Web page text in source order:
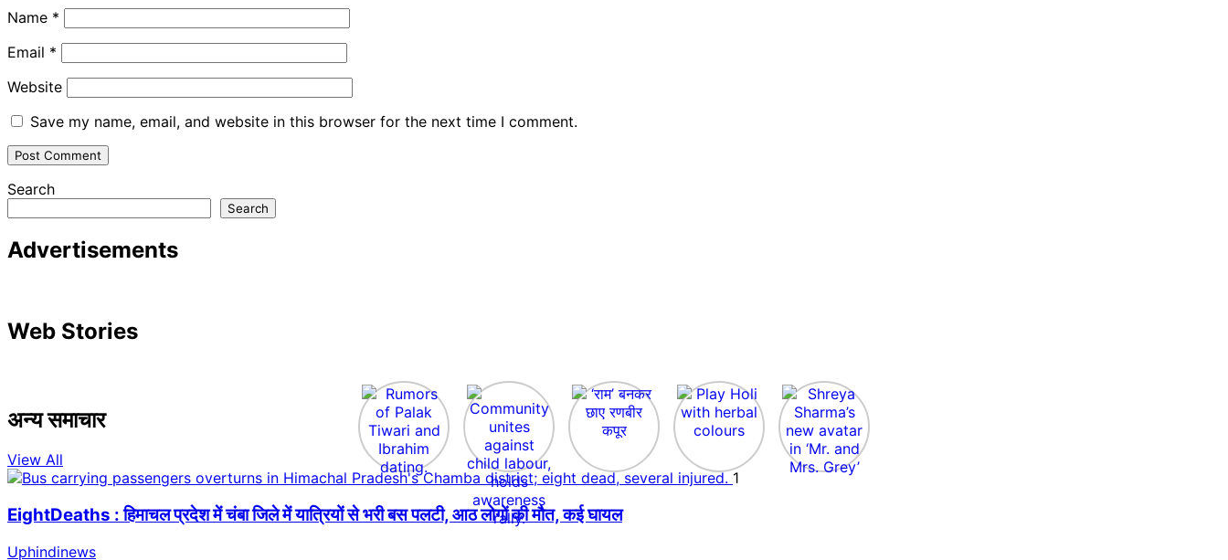
Name *
Email *
Website
Save my name, email, and website in this browser for the next time I comment.
Search
Search
Advertisements
Web Stories
अन्य समाचार
View All
1
EightDeaths : हिमाचल प्रदेश में चंबा जिले में यात्रियों से भरी बस पलटी, आठ लोगों की मौत, कई घायल
Uphindinews